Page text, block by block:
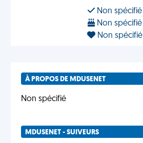
Non spécifié
Non spécifié
Non spécifié
À PROPOS DE MDUSENET
Non spécifié
MDUSENET - SUIVEURS